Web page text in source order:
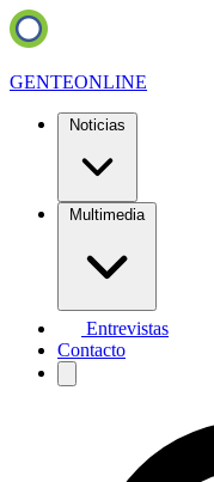
GENTEONLINE
Noticias
Multimedia
Entrevistas
Contacto